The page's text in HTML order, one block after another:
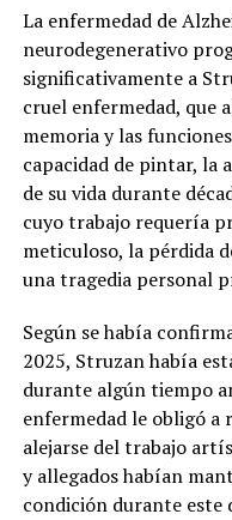
La enfermedad de
neurodegenerativo
significativamente a
cruel enfermedad, que
memoria y las
capacidad de pintar, la
de su vida durante
cuyo trabajo requería
meticuloso, la pérdida
una tragedia personal
Según se había
2025, Struzan había
durante algún tiempo
enfermedad le obligó a
alejarse del trabajo
y allegados habían
condición durante